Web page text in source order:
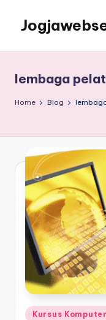
lembaga
Home Blog
Kursus Komputer